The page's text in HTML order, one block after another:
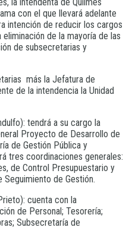
con el que llevará adelante
intención de reducir los cargos
de la mayoría de las
de subsecretarias y
más la Jefatura de
de la intendencia la Unidad
tendrá a su cargo la
Proyecto de Desarrollo de
de Gestión Pública y
tres coordinaciones generales:
de Control Presupuestario y
Seguimiento de Gestión.
cuenta con la
de Personal; Tesorería;
Subsecretaría de